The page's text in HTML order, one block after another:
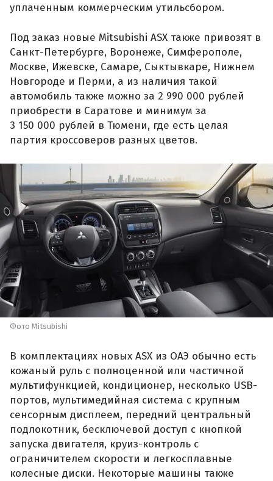
уплаченным коммерческим утильсбором.
Под заказ новые Mitsubishi ASX также привозят в
Санкт-Петербурге, Воронеже, Симферополе,
Москве, Ижевске, Самаре, Сыктывкаре, Нижнем
Новгороде и Перми, а из наличия такой
автомобиль также можно за 2 990 000 рублей
приобрести в Саратове и минимум за
3 150 000 рублей в Тюмени, где есть целая
партия кроссоверов разных цветов.
Фото Mitsubishi
В комплектациях новых ASX из ОАЭ обычно есть
кожаный руль с полноценной или частичной
мультифункцией, кондиционер, несколько USB-
портов, мультимедийная система с крупным
сенсорным дисплеем, передний центральный
подлокотник, бесключевой доступ с кнопкой
запуска двигателя, круиз-контроль с
ограничителем скорости и легкосплавные
колесные диски. Некоторые машины также